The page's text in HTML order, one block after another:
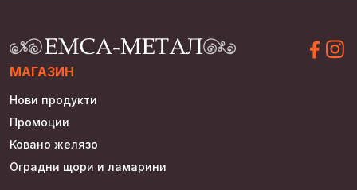
МАГАЗИН
Нови продукти
Промоции
Ковано желязо
Оградни щори и ламарини